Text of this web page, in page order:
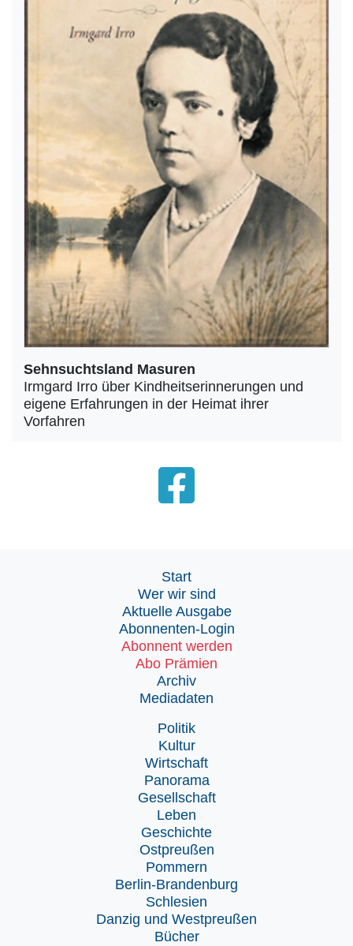
Sehnsuchtsland Masuren
Irmgard Irro über Kindheitserinnerungen und
eigene Erfahrungen in der Heimat ihrer
Vorfahren
Start
Wer wir sind
Aktuelle Ausgabe
Abonnenten-Login
Abonnent werden
Abo Prämien
Archiv
Mediadaten
Politik
Kultur
Wirtschaft
Panorama
Gesellschaft
Leben
Geschichte
Ostpreußen
Pommern
Berlin-Brandenburg
Schlesien
Danzig und Westpreußen
Bücher